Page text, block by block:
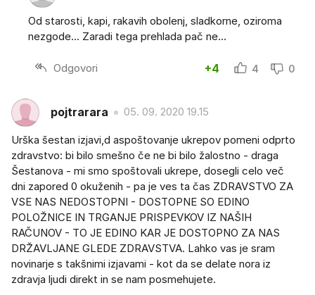
Od starosti, kapi, rakavih obolenj, sladkorne, oziroma
nezgode... Zaradi tega prehlada pač ne...
Odgovori +4 4 0
pojtrarara 05. 09. 2020 19.15
Urška šestan izjavi,d aspoštovanje ukrepov pomeni odprto
zdravstvo: bi bilo smešno če ne bi bilo žalostno - draga
Šestanova - mi smo spoštovali ukrepe, dosegli celo več
dni zapored 0 okuženih - pa je ves ta čas ZDRAVSTVO ZA
VSE NAS NEDOSTOPNI - DOSTOPNE SO EDINO
POLOŽNICE IN TRGANJE PRISPEVKOV IZ NAŠIH
RAČUNOV - TO JE EDINO KAR JE DOSTOPNO ZA NAS
DRŽAVLJANE GLEDE ZDRAVSTVA. Lahko vas je sram
novinarje s takšnimi izjavami - kot da se delate nora iz
zdravja ljudi direkt in se nam posmehujete.